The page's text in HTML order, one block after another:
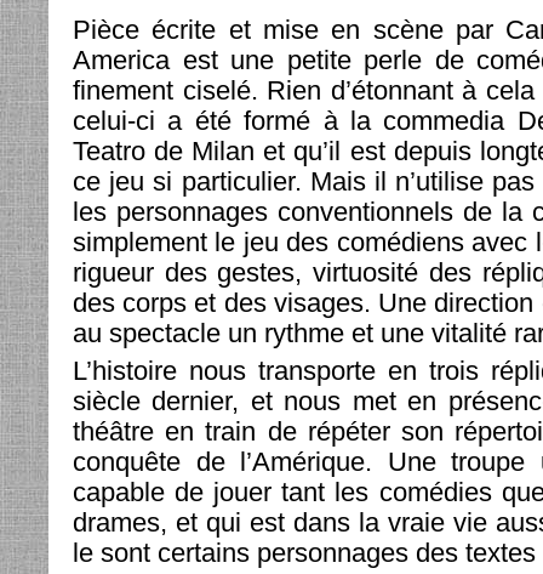
Pièce écrite et mise en scène par
America est une petite perle de
finement ciselé. Rien d’étonnant à
celui-ci a été formé à la commedia
Teatro de Milan et qu’il est depuis
ce jeu si particulier. Mais il n’utilise
les personnages conventionnels de la
simplement le jeu des comédiens avec
rigueur des gestes, virtuosité des
des corps et des visages. Une direction
au spectacle un rythme et une vitalité
L’histoire nous transporte en trois
siècle dernier, et nous met en
théâtre en train de répéter son
conquête de l’Amérique. Une
capable de jouer tant les comédies
drames, et qui est dans la vraie vie
le sont certains personnages des